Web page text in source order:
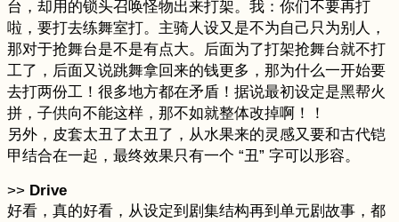
台，却用的锁头召唤怪物出来打架。我：你们不要再打
啦，要打去练舞室打。主骑人设又是不为自己只为别人，
那对于抢舞台是不是有点大。后面为了打架抢舞台就不打
工了，后面又说跳舞拿回来的钱更多，那为什么一开始要
去打两份工！很多地方都在矛盾！据说最初设定是黑帮火
拼，子供向不能这样，那不如就整体改掉啊！！
另外，皮套太丑了太丑了，从水果来的灵感又要和古代铠
甲结合在一起，最终效果只有一个 “丑” 字可以形容。
>> Drive
好看，真的好看，从设定到剧集结构再到单元剧故事，都